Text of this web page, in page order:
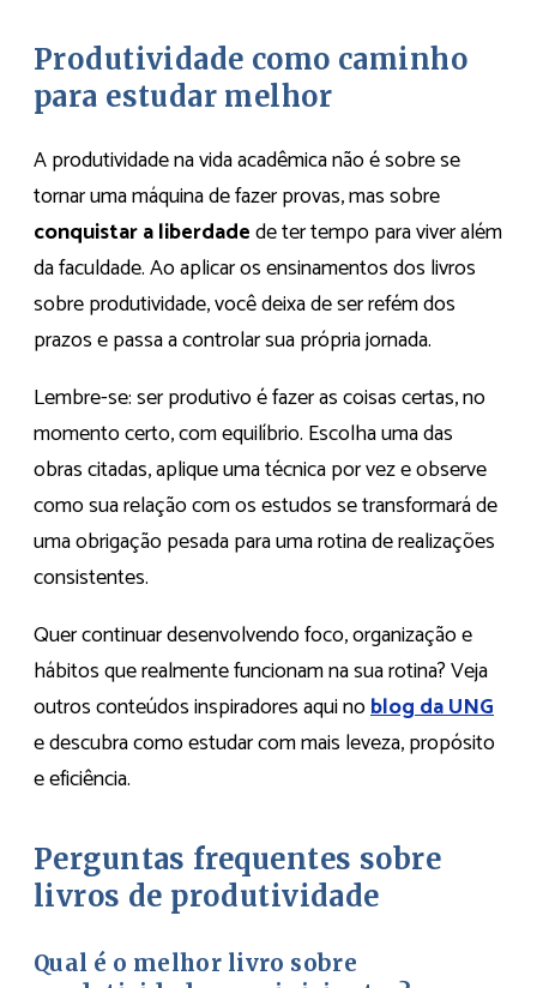
Produtividade como caminho
para estudar melhor
A produtividade na vida acadêmica não é sobre se
tornar uma máquina de fazer provas, mas sobre
conquistar a liberdadede ter tempo para viver além
da faculdade. Ao aplicar os ensinamentos dos livros
sobre produtividade, você deixa de ser refém dos
prazos e passa a controlar sua própria jornada.
Lembre-se: ser produtivo é fazer as coisas certas, no
momento certo, com equilíbrio. Escolha uma das
obras citadas, aplique uma técnica por vez e observe
como sua relação com os estudos se transformará de
uma obrigação pesada para uma rotina de realizações
consistentes.
Quer continuar desenvolvendo foco, organização e
hábitos que realmente funcionam na sua rotina? Veja
outros conteúdos inspiradores aqui noblog da UNG
e descubra como estudar com mais leveza, propósito
e eficiência.
Perguntas frequentes sobre
livros de produtividade
Qual é o melhor livro sobre